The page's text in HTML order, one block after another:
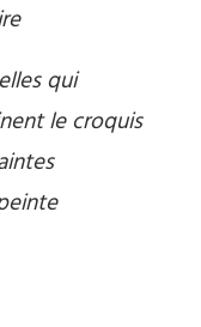
qui
le croquis